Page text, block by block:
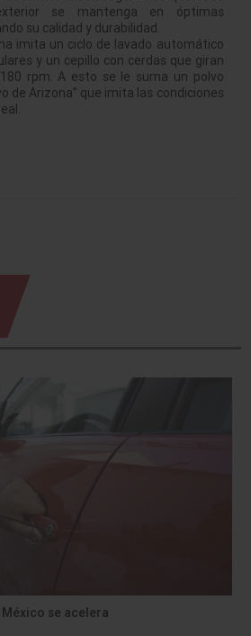
se mantenga en óptimas
su calidad y durabilidad.
imita un ciclo de lavado automático
y un cepillo con cerdas que giran
rpm. A esto se le suma un polvo
de Arizona” que imita las condiciones
se acelera